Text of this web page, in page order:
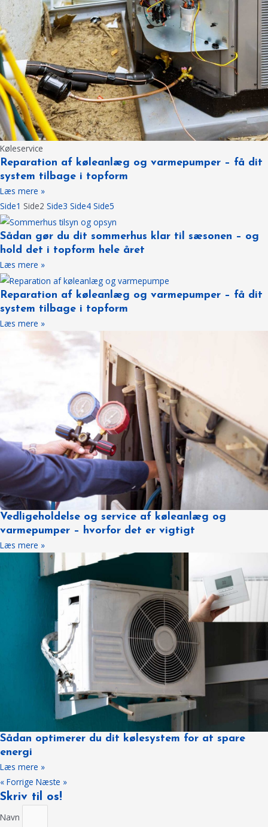
Køleservice
Reparation af køleanlæg og varmepumper – få dit
system tilbage i topform
Læs mere »
Side1 Side2 Side3 Side4 Side5
Sådan gør du dit sommerhus klar til sæsonen – og
hold det i topform hele året
Læs mere »
Reparation af køleanlæg og varmepumper – få dit
system tilbage i topform
Læs mere »
Vedligeholdelse og service af køleanlæg og
varmepumper – hvorfor det er vigtigt
Læs mere »
Sådan optimerer du dit kølesystem for at spare
energi
Læs mere »
« Forrige Næste »
Skriv til os!
Navn